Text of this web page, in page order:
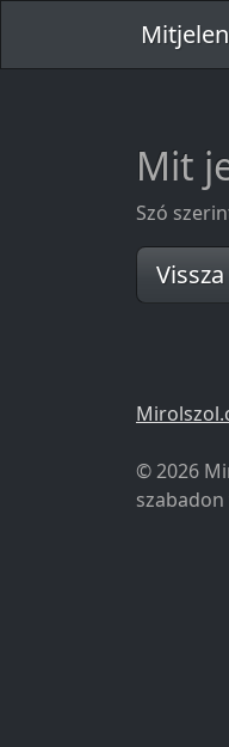
Mit
Szó
© 2026